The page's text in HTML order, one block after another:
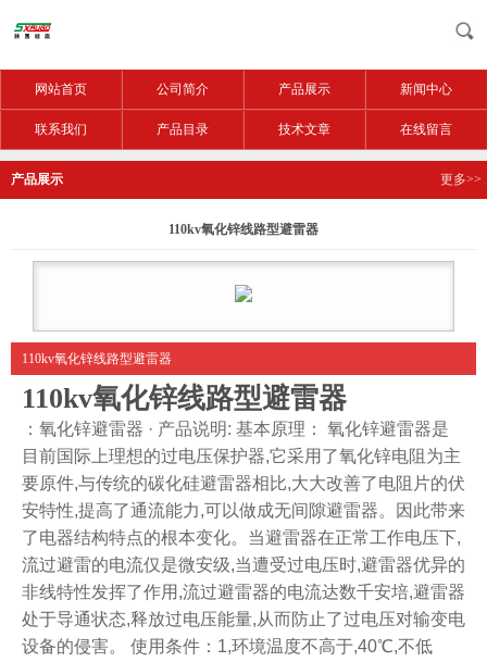
网站首页 公司简介 产品展示 新闻中心
联系我们 产品目录 技术文章 在线留言
产品展示 更多>>
110kv氧化锌线路型避雷器
110kv氧化锌线路型避雷器
110kv氧化锌线路型避雷器
：氧化锌避雷器 · 产品说明: 基本原理： 氧化锌避雷器是
目前国际上理想的过电压保护器,它采用了氧化锌电阻为主
要原件,与传统的碳化硅避雷器相比,大大改善了电阻片的伏
安特性,提高了通流能力,可以做成无间隙避雷器。因此带来
了电器结构特点的根本变化。当避雷器在正常工作电压下,
流过避雷的电流仅是微安级,当遭受过电压时,避雷器优异的
非线特性发挥了作用,流过避雷器的电流达数千安培,避雷器
处于导通状态,释放过电压能量,从而防止了过电压对输变电
设备的侵害。 使用条件：1,环境温度不高于,40℃,不低